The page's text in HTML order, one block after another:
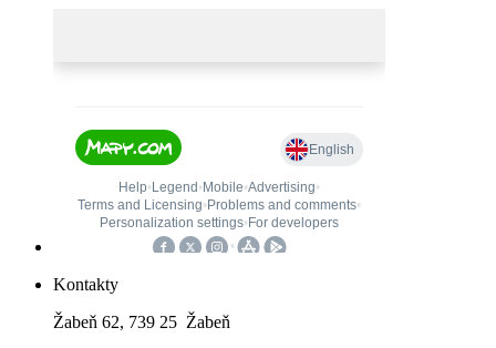
Kontakty
Žabeň 62, 739 25 Žabeň